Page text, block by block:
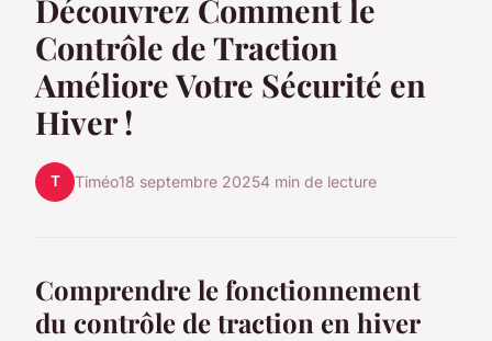
Découvrez Comment le
Contrôle de Traction
Améliore Votre Sécurité en
Hiver !
T Timéo18 septembre 20254 min de lecture
Comprendre le fonctionnement
du contrôle de traction en hiver